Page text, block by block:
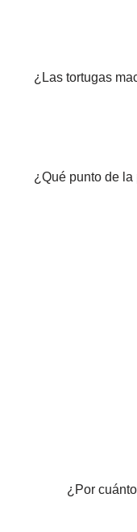
¿Las tortugas
¿Qué punto de
¿Por